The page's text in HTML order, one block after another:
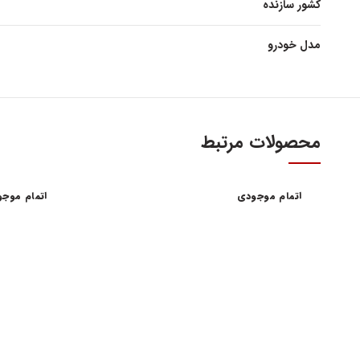
کشور سازنده
مدل خودرو
محصولات مرتبط
اتمام موجودی اتمام